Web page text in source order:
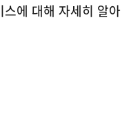
에 대해 자세히 알아